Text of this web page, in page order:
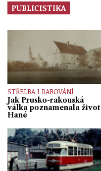
PUBLICISTIKA
STŘELBA I RABOVÁNÍ
Jak Prusko-rakouská
válka poznamenala život
Hané